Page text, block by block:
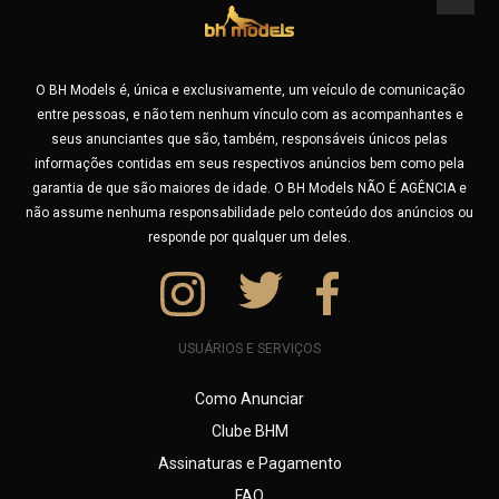
As famosas Garotas do JOB ? Ou está viajando e quer
de Contagem e região? Não se preocupe, no BHModels você
pode fazer uma busca por cidade e encontrar profissionais
experientes em várias cidades do Brasil.
Seja você um morador ou um turista, usando nossa busca,
você vai encontrar uma garota de programa especial
próxima a você para viver momentos de muito prazer.
tente por exemplo, buscar por Fantasias sexuais como:
Amamentação adulta (Lactofilia), Atriz Pornô, Banho de
Chuva/Prata, Banho de Língua, Banho Dourado (Golden
Creampie, Cuckold, Dança do Ventre, Dogging, Dominação,
Facesitting, Borboleta Paraguaia
Feminização, Findom (Money Slave), Fisting, Fit Dance,
Garganta Profunda, Sexo Grupal, Inversão de Papéis, Latex,
Orientais
Ruivas
Suggar Baby
O BH Models é, única e exclusivamente, um veículo de comunicação
entre pessoas, e não tem nenhum vínculo com as acompanhantes e
seus anunciantes que são, também, responsáveis únicos pelas
informações contidas em seus respectivos anúncios bem como pela
garantia de que são maiores de idade. O BH Models NÃO É AGÊNCIA e
não assume nenhuma responsabilidade pelo conteúdo dos anúncios ou
responde por qualquer um deles.
USUÁRIOS E SERVIÇOS
Como Anunciar
Clube BHM
Assinaturas e Pagamento